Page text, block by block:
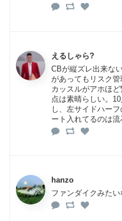
えるしゃら?
CBが縦ズレ出来な
があってもリスク
カッスルがアホほ
点は素晴らしい。
し、左サイドハー
ート入れてるのは流
hanzo
ファンダイクみた